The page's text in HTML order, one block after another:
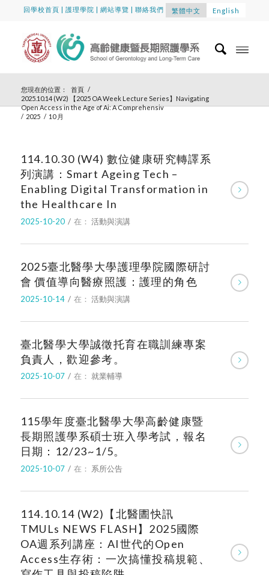
回學校首頁 |護理學院 |網站導覽 | 聯絡我們 繁體中文 English
您現在的位置： 首頁 /
2025.10.14 (W2) 【2025 OA Week Lecture Series】Navigating
Open Access in the Age of Ai: A Comprehensiv
/ 2025 / 10 月
114.10.30 (W4) 數位健康研究轉譯系
列演講：Smart Ageing Tech –
Enabling Digital Transformation in
the Healthcare In
2025-10-20 / 在： 活動與演講
2025臺北醫學大學護理學院國際研討
會 價值導向醫療照護：護理的角色
2025-10-14 / 在： 活動與演講
臺北醫學大學誠徵托育在職訓練專案
負責人，歡迎參考。
2025-10-07 / 在： 就業輔導
115學年度臺北醫學大學高齡健康暨
長期照護學系碩士班入學考試，報名
日期：12/23~1/5。
2025-10-07 / 在： 系所公告
114.10.14 (W2)【北醫圕快訊
TMULs NEWS FLASH】2025國際
OA週系列講座：AI世代的Open
Access生存術：一次搞懂投稿規範、